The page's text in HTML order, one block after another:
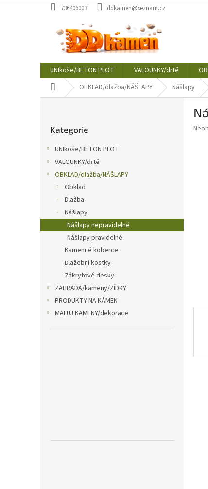
na
736406003 ddkamen@seznam.cz
UNIkoše/BETON PLOT VALOUNKY/drtě
Domů OBKLAD/dlažba/NÁŠLAPY Nášlapy
n
e
kategorie
Kategorie
UNIkoše/BETON PLOT
VALOUNKY/drtě
OBKLAD/dlažba/NÁŠLAPY
Obklad
Dlažba
Nášlapy
Nášlapy nepravidelné
Nášlapy pravidelné
Kamenné koberce
Dlažební kostky
Zákrytové desky
ZAHRADA/kameny/ZÍDKY
PRODUKTY NA KÁMEN
MALUJ KAMENY/dekorace